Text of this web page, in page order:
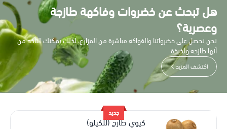
هل تبحث عن خضروات وفاكهة طازجة
وعصرية؟
نحن نحصل على خضرواتنا والفواكه مباشرة من المزارع، لذلك يمكنك التأكد من
أنها طازجة ولذيذة.
اكتشف المزيد
جديد
كيوي طازج (للكيلو)